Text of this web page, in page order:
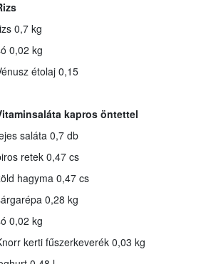
0,7 kg
0,02 kg
étolaj 0,15
kapros öntettel
saláta 0,7 db
retek 0,47 cs
hagyma 0,47 cs
0,28 kg
0,02 kg
kerti fűszerkeverék 0,03 kg